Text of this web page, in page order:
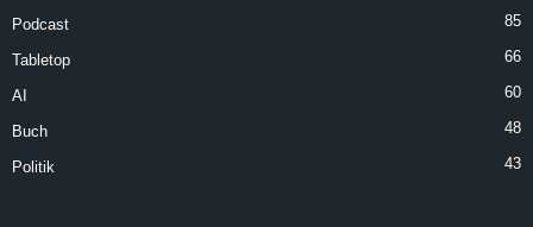
Podcast 85
Tabletop 66
AI 60
Buch 48
Politik 43